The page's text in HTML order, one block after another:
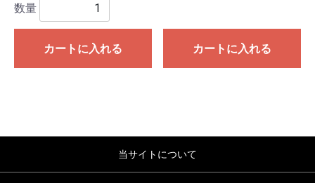
数量
カートに入れる カートに入れる
当サイトについて